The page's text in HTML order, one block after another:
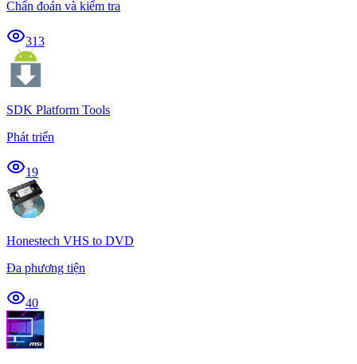
Chẩn đoán và kiểm tra
313
SDK Platform Tools
Phát triển
19
Honestech VHS to DVD
Đa phương tiện
40